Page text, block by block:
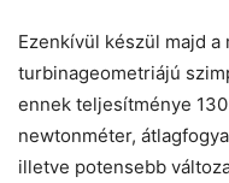
Ezenkívül készül majd a
turbinageometriájú
ennek teljesítménye
newtonméter,
illetve potensebb